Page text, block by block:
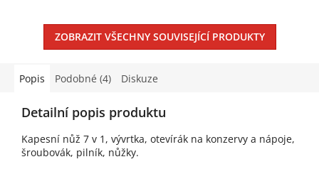
ZOBRAZIT VŠECHNY SOUVISEJÍCÍ PRODUKTY
Popis Podobné (4) Diskuze
Detailní popis produktu
Kapesní nůž 7 v 1, vývrtka, otevírák na konzervy a nápoje,
šroubovák, pilník, nůžky.